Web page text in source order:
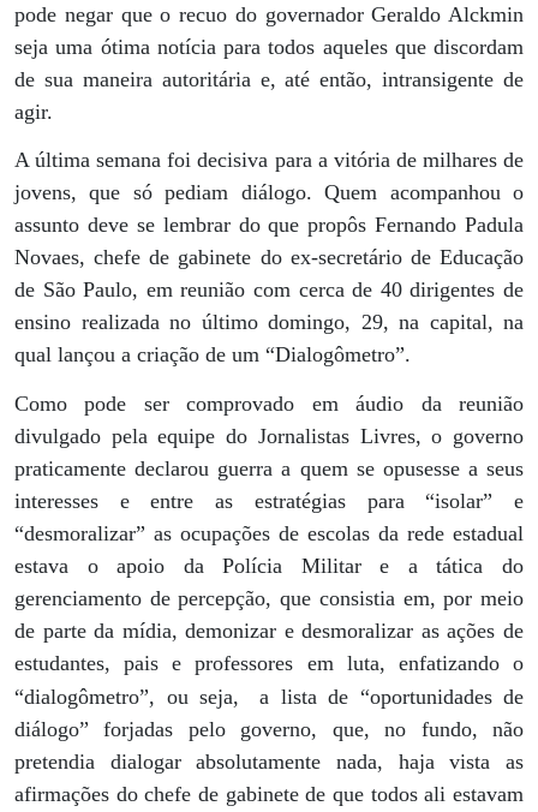
pode negar que o recuo do governador Geraldo Alckmin
seja uma ótima notícia para todos aqueles que discordam
de sua maneira autoritária e, até então, intransigente de
agir.
A última semana foi decisiva para a vitória de milhares de
jovens, que só pediam diálogo. Quem acompanhou o
assunto deve se lembrar do que propôs Fernando Padula
Novaes, chefe de gabinete do ex-secretário de Educação
de São Paulo, em reunião com cerca de 40 dirigentes de
ensino realizada no último domingo, 29, na capital, na
qual lançou a criação de um “Dialogômetro”.
Como pode ser comprovado em áudio da reunião
divulgado pela equipe do Jornalistas Livres, o governo
praticamente declarou guerra a quem se opusesse a seus
interesses e entre as estratégias para “isolar” e
“desmoralizar” as ocupações de escolas da rede estadual
estava o apoio da Polícia Militar e a tática do
gerenciamento de percepção, que consistia em, por meio
de parte da mídia, demonizar e desmoralizar as ações de
estudantes, pais e professores em luta, enfatizando o
“dialogômetro”, ou seja,
a lista de “oportunidades de
diálogo” forjadas pelo governo, que, no fundo, não
pretendia dialogar absolutamente nada, haja vista as
afirmações do chefe de gabinete de que todos ali estavam